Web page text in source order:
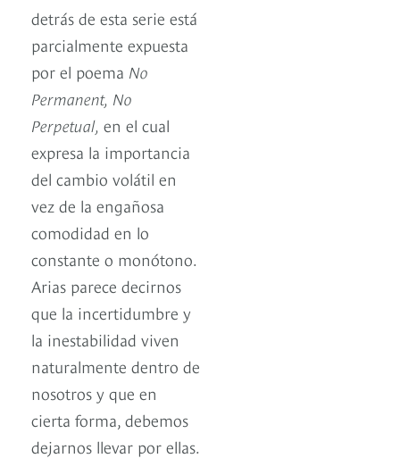
detrás de esta serie está
parcialmente expuesta
por el poema No
Permanent, No
Perpetual, en el cual
expresa la importancia
del cambio volátil en
vez de la engañosa
comodidad en lo
constante o monótono.
Arias parece decirnos
que la incertidumbre y
la inestabilidad viven
naturalmente dentro de
nosotros y que en
cierta forma, debemos
dejarnos llevar por ellas.